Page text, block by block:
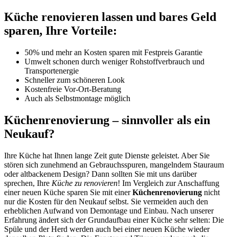
Küche renovieren lassen und bares Geld
sparen, Ihre Vorteile:
50% und mehr an Kosten sparen mit Festpreis Garantie
Umwelt schonen durch weniger Rohstoffverbrauch und
Transportenergie
Schneller zum schöneren Look
Kostenfreie Vor-Ort-Beratung
Auch als Selbstmontage möglich
Küchenrenovierung – sinnvoller als ein
Neukauf?
Ihre Küche hat Ihnen lange Zeit gute Dienste geleistet. Aber Sie
stören sich zunehmend an Gebrauchsspuren, mangelndem Stauraum
oder altbackenem Design? Dann sollten Sie mit uns darüber
sprechen, Ihre Küche zu renovieren! Im Vergleich zur Anschaffung
einer neuen Küche sparen Sie mit einerKüchenrenovierung nicht
nur die Kosten für den Neukauf selbst. Sie vermeiden auch den
erheblichen Aufwand von Demontage und Einbau. Nach unserer
Erfahrung ändert sich der Grundaufbau einer Küche sehr selten: Die
Spüle und der Herd werden auch bei einer neuen Küche wieder